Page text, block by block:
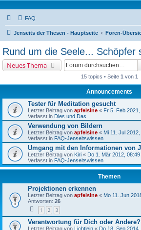
FAQ
Jenseits der Thesen - Hauptseite Foren-
Rund um die Seele... Schöpfer
Neues Thema
15 topics • Seite 1 von 1
Announcements
Tester für Meditation gesucht
Letzter Beitrag von apfelsine « Fr 5. Feb
Verfasst in Dies und Das
Verwendung von Bildern
Letzter Beitrag von apfelsine « Mi 11. Jul
Verfasst in FAQ-Jenseitswissen
Umgang mit den Informationen von
Letzter Beitrag von Kiri « Do 1. Mär 2012, 08:49
Verfasst in FAQ-Jenseitswissen
Themen
Projektionen erkennen
Letzter Beitrag von apfelsine « Mo 11. Jun
Antworten: 26
1 2 3
Verantwortung für Dich oder Andere?
Letzter Beitrag von Lichtlein « Do 18. Sep